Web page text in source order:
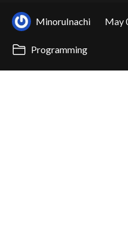
MinoruInachi May
Programming